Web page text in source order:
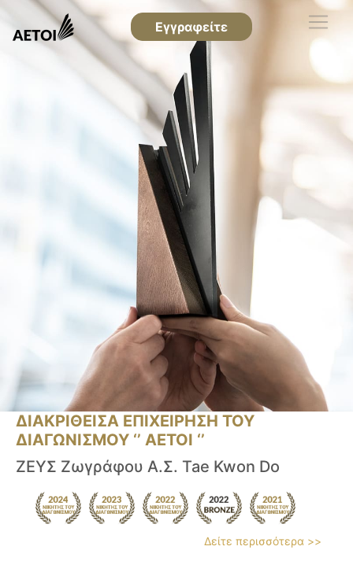
Εγγραφείτε
ΔΙΑΚΡΙΘΕΙΣΑ ΕΠΙΧΕΙΡΗΣΗ ΤΟΥ
ΔΙΑΓΩΝΙΣΜΟΥ ‘’ ΑΕΤΟΙ ‘’
ΖΕΥΣ Ζωγράφου Α.Σ. Tae Kwon Do
Δείτε περισσότερα >>